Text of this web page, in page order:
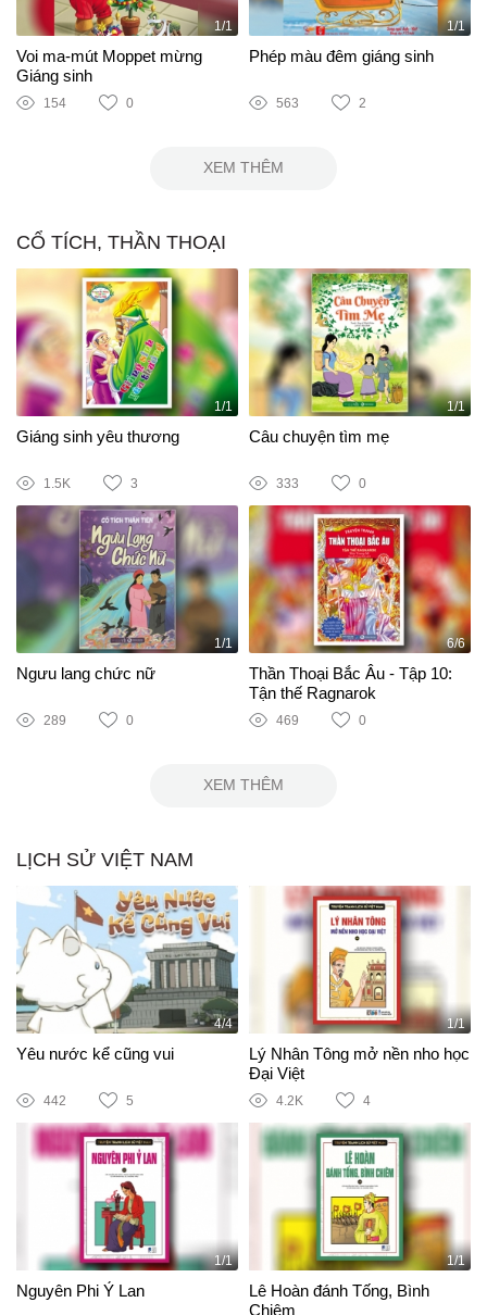
1/1
Voi ma-mút Moppet mừng
Giáng sinh
154 0
1/1
Phép màu đêm giáng sinh
563 2
XEM THÊM
CỔ TÍCH, THẦN THOẠI
1/1
Giáng sinh yêu thương
1.5K 3
1/1
Câu chuyện tìm mẹ
333 0
1/1
Ngưu lang chức nữ
289 0
6/6
Thần Thoại Bắc Âu - Tập 10:
Tận thế Ragnarok
469 0
XEM THÊM
LỊCH SỬ VIỆT NAM
4/4
Yêu nước kể cũng vui
442 5
1/1
Lý Nhân Tông mở nền nho học
Đại Việt
4.2K 4
1/1
Nguyên Phi Ỷ Lan
1/1
Lê Hoàn đánh Tống, Bình
Chiêm